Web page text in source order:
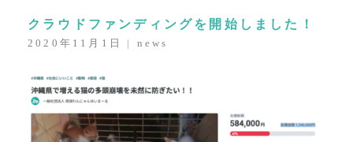
クラウドファンディングを開始しました！
2020年11月1日 news